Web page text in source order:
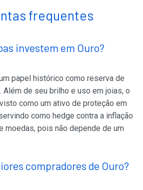
frequentes
investem em Ouro?
papel histórico como reserva de
Além de seu brilho e uso em joias, o
como um ativo de proteção em
como hedge contra a inflação
moedas, pois não depende de um
compradores de Ouro?